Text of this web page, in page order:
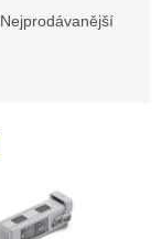
Nejprodávanější